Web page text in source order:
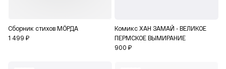
Сборник стихов МÖРДА
1 499 ₽
Комикс ХАН ЗАМАЙ - ВЕЛИКОЕ
ПЕРМСКОЕ ВЫМИРАНИЕ
900 ₽